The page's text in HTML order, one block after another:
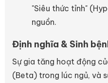
"Siêu thức tỉnh"
nguồn.
Định nghĩa & Sinh
Sự gia tăng hoạt động
(Beta) trong lúc ngủ, và